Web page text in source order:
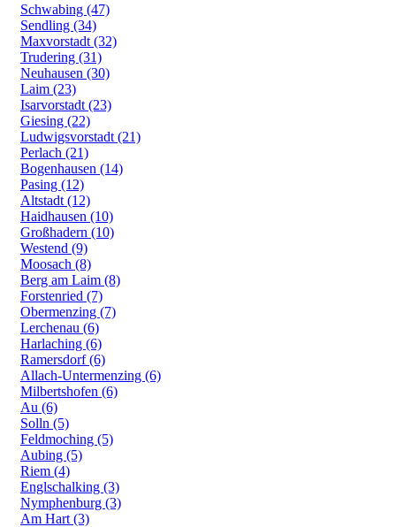
Schwabing (47)
Sendling (34)
Maxvorstadt (32)
Trudering (31)
Neuhausen (30)
Laim (23)
Isarvorstadt (23)
Giesing (22)
Ludwigsvorstadt (21)
Perlach (21)
Bogenhausen (14)
Pasing (12)
Altstadt (12)
Haidhausen (10)
Großhadern (10)
Westend (9)
Moosach (8)
Berg am Laim (8)
Forstenried (7)
Obermenzing (7)
Lerchenau (6)
Harlaching (6)
Ramersdorf (6)
Allach-Untermenzing (6)
Milbertshofen (6)
Au (6)
Solln (5)
Feldmoching (5)
Aubing (5)
Riem (4)
Englschalking (3)
Nymphenburg (3)
Am Hart (3)